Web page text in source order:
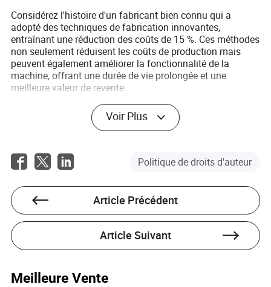
Considérez l'histoire d'un fabricant bien connu qui a
adopté des techniques de fabrication innovantes,
entraînant une réduction des coûts de 15 %. Ces méthodes
non seulement réduisent les coûts de production mais
peuvent également améliorer la fonctionnalité de la
machine, offrant une durée de vie prolongée et une
meilleure valeur de revente.
Avec ces stratégies, vous pouvez naviguer dans les
complexités de l'achat de mini-pelles d'occasion et
maximiser la valeur de votre achat tout en respectant
Conclusion
L'achat d'une mini-pelle d'occasion ne doit pas être une
dépense accablante. En comprenant la classification des
produits, en reconnaissant les facteurs influençant le coût,
en tirant parti des avantages de coût liés au volume de
production et en employant des stratégies d'achat
garantit également que vous obtenez des machines
Voir Plus
Politique de droits d'auteur
Article Précédent
Article Suivant
Meilleure Vente